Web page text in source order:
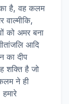
है, वह कलम
को अमर बना
आदि
का दीप
शक्ति है जो
ने ही